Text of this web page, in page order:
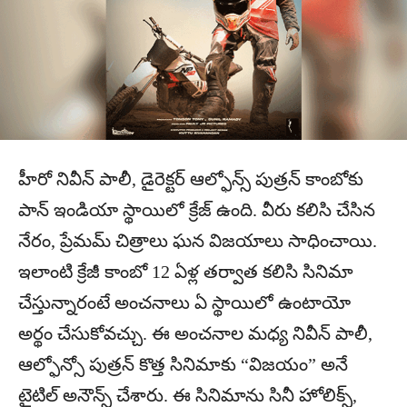
హీరో నివీన్ పాలీ, డైరెక్టర్ ఆల్ఫోన్స్ పుత్రన్ కాంబోకు
పాన్ ఇండియా స్థాయిలో క్రేజ్ ఉంది. వీరు కలిసి చేసిన
నేరం, ప్రేమమ్ చిత్రాలు ఘన విజయాలు సాధించాయి.
ఇలాంటి క్రేజీ కాంబో 12 ఏళ్ల తర్వాత కలిసి సినిమా
చేస్తున్నారంటే అంచనాలు ఏ స్థాయిలో ఉంటాయో
అర్థం చేసుకోవచ్చు. ఈ అంచనాల మధ్య నివీన్ పాలీ,
ఆల్ఫోన్సో పుత్రన్ కొత్త సినిమాకు “విజయం” అనే
టైటిల్ అనౌన్స్ చేశారు. ఈ సినిమాను సినీ హోలిక్స్,